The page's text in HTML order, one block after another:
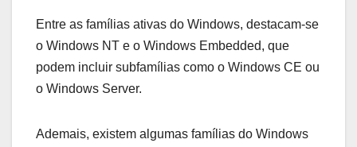
Entre as famílias ativas do Windows, destacam-se
o Windows NT e o Windows Embedded, que
podem incluir subfamílias como o Windows CE ou
o Windows Server.
Ademais, existem algumas famílias do Windows